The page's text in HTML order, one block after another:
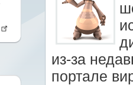
из-за
портале